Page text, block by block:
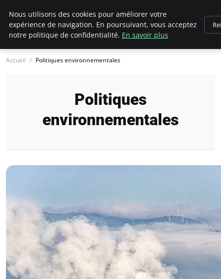
Climategatecountryclub.com
Accueil Politiques environnementales
Politiques
environnementales
Nous utilisons des cookies pour améliorer votre
expérience de navigation. En poursuivant, vous acceptez
notre politique de confidentialité. En savoir plus